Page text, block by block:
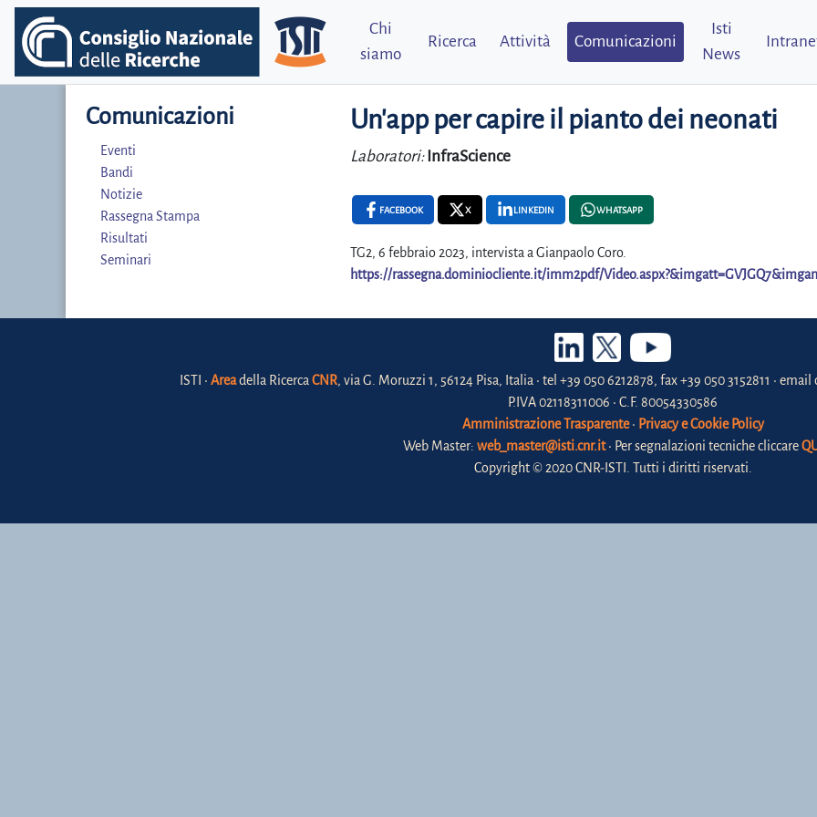
Chi
siamo
Ricerca Attività Comunicazioni
Isti
News
Comunicazioni
Eventi
Bandi
Notizie
Rassegna Stampa
Risultati
Seminari
Un'app per capire il pianto dei neonati
Laboratori: InfraScience
FACEBOOK X LINKEDIN WHATSAPP
TG2, 6 febbraio 2023, intervista a Gianpaolo Coro.
https://rassegna.dominiocliente.it/imm2pdf/
ISTI • Areadella Ricerca CNR, via G. Moruzzi 1, 56124 Pisa, Italia • tel +39 050 6212878, fax +39 050 3152811 •
P.IVA 02118311006 • C.F. 80054330586
Amministrazione Trasparente• Privacy e Cookie Policy
Web Master: web_master@isti.cnr.it• Per segnalazioni tecniche cliccare
Copyright © 2020 CNR-ISTI. Tutti i diritti riservati.